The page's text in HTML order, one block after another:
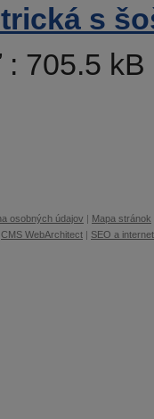
s
: 705.5 kB
osobných údajov | Mapa stránok
CMS WebArchitect | SEO a